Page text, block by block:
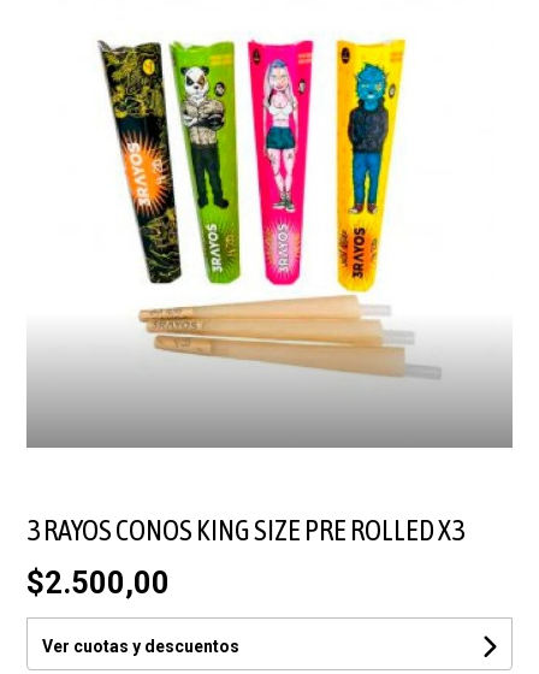
3 RAYOS CONOS KING SIZE PRE ROLLED X3
$2.500,00
Ver cuotas y descuentos